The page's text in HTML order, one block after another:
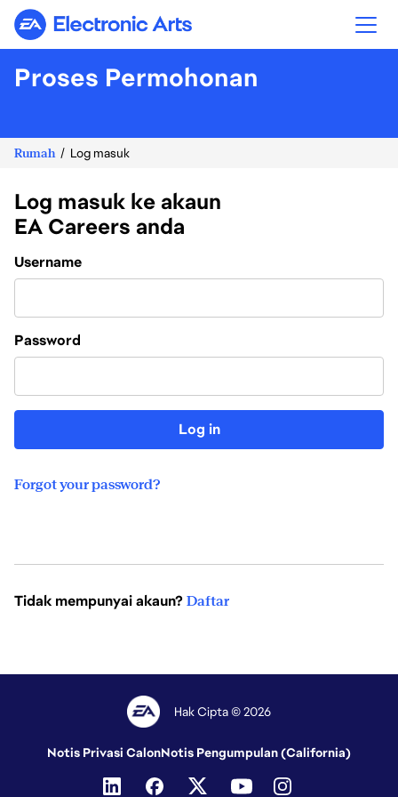
Electronic Arts
Proses Permohonan
Rumah Log masuk
Log masuk ke akaun
EA Careers anda
Login
Username
Password
Log in
Forgot your password?
Tidak mempunyai akaun? Daftar
Hak Cipta © 2026
Notis Privasi CalonNotis Pengumpulan (California)